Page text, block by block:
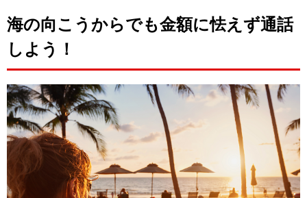
海の向こうからでも金額に怯えず通話
しよう！